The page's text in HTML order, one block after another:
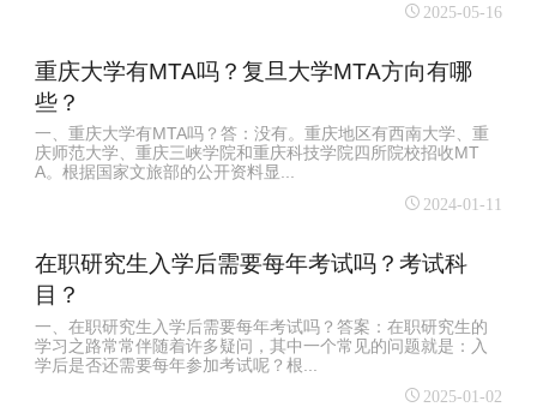
2025-05-16
重庆大学有MTA吗？复旦大学MTA方向有哪
些？
一、重庆大学有MTA吗？答：没有。重庆地区有西南大学、重
庆师范大学、重庆三峡学院和重庆科技学院四所院校招收MT
A。根据国家文旅部的公开资料显...
2024-01-11
在职研究生入学后需要每年考试吗？考试科
目？
一、在职研究生入学后需要每年考试吗？答案：在职研究生的
学习之路常常伴随着许多疑问，其中一个常见的问题就是：入
学后是否还需要每年参加考试呢？根...
2025-01-02